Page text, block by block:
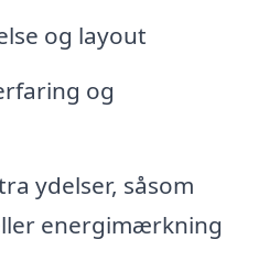
og layout
og
ydelser, såsom
energimærkning